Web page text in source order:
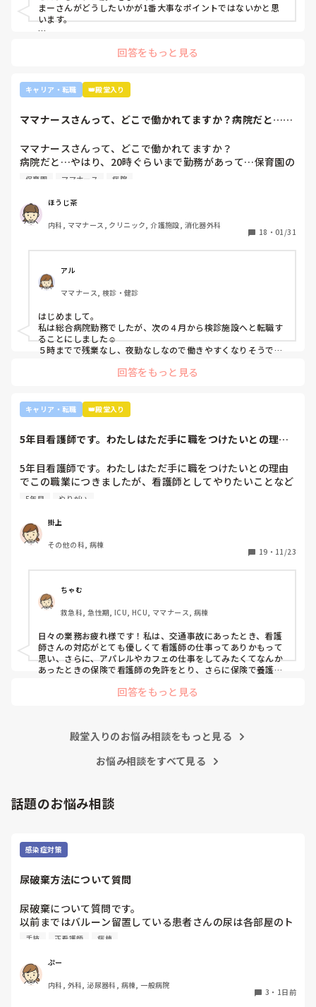
ンターとかのほうがいいのでは？ウチの部署もスタッフが足
りないから育てる余裕が足りない。前向きに捉えて看護師は
いろんな働き方あるよ』と部署は決まってませんが、異動確
り、看護のつながりが無かったことは自分でも反省していま
すし、今後成長させていきたいなと思っています。
いないです。
るかな？』『自分ならそこまでされたら辞めるよ』とのこ
と。
師長さんの言ってることも確かに理解できますが
てないですし、病棟での臨床経験を積んで学んでいきたいと
気持ちがあります。
・転職する
まーさんがどうしたいかが1番大事なポイントではないかと思
います。
アややることが多くて忙しくても、人間関係は良好でも、どう
外来や検診センターは、また病棟とは全然違う業務になるの
で、病棟での臨床経験を積みたい気持ちがあるのであれば、ご
きな病院だとどうしても異動で行きたくない場所に行かされて
病院も規模やいろいろ取り組んでいることが違うので、探して
みるとおもしろいですよ。ただ、転職するなら3年は基礎をつ
けてもいいのかなと思います。中途採用は即戦力を期待されま
回答をもっと見る
キャリア・転職 👑殿堂入り
ママナースさんって、どこで働かれてますか？病院だと…や
ママナースさんって、どこで働かれてますか？
病院だと…やはり、20時ぐらいまで勤務があって…保育園の
お迎えが間に合わないことが多くて…
保育園 ママナース 病院
ほうじ茶
内科, ママナース, クリニック, 介護施設, 消化器外科
18 ・ 01/31
アル
ママナース, 検診・健診
はじめまして。
私は総合病院勤務でしたが、次の４月から検診施設へと転職す
ることにしました☺️
５時までで残業なし、夜勤なしなので働きやすくなりそうです
回答をもっと見る
キャリア・転職 👑殿堂入り
5年目看護師です。わたしはただ手に職をつけたいとの理由
5年目看護師です。わたしはただ手に職をつけたいとの理由
でこの職業につきましたが、看護師としてやりたいことなど
あまり考えたことがなく、ただ言われたことをやっているよ
続けてしまっています。
みなさんはどういったきっかけで看護師を目指したり、今の
科についていたりしますか？
笑
5年目 やりがい
掛上
その他の科, 病棟
19 ・ 11/23
ちゃむ
救急科, 急性期, ICU, HCU, ママナース, 病棟
日々の業務お疲れ様です！私は、交通事故にあったとき、看護
師さんの対応がとても優しくて看護師の仕事ってありかもって
思い、さらに、アパレルやカフェの仕事をしてみたくてなんか
あったときの保険で看護師の免許をとり、さらに保険で養護教
回答をもっと見る
殿堂入りのお悩み相談をもっと見る
お悩み相談をすべて見る
話題のお悩み相談
感染症対策
尿破棄方法について質問
尿破棄について質問です。
以前まではバルーン留置している患者さんの尿は各部屋のト
イレに破棄する形でしたが、感染予防上汚物処理室でのみ破
物処理室に持っていくという非効率な方法になってます。尿
破棄人数は10人近くになるので病室と汚物処理室を10往復
する形に。結果尿破棄に時間がかかってます。
手技 正看護師 病棟
ぷー
内科, 外科, 泌尿器科, 病棟, 一般病院
3 ・ 1日前